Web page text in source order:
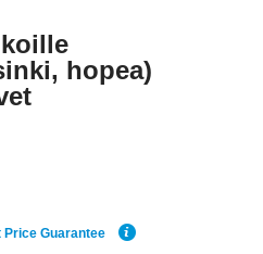
hopea)
Guarantee